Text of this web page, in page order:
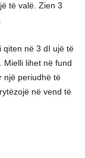
të valë. Zien 3
qiten në 3 dI ujë të
Mielli lihet në fund
një periudhë të
në vend të